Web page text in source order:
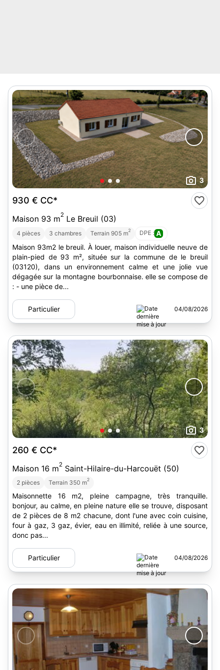
3
930 € CC*
Maison 93 m2 Le Breuil (03)
4 pièces 3 chambres Terrain 905 m2 DPE : A
Maison 93m2 le breuil. À louer, maison individuelle neuve de
plain-pied de 93 m², située sur la commune de le breuil
(03120), dans un environnement calme et une jolie vue
dégagée sur la montagne bourbonnaise. elle se compose de
: - une pièce de...
Particulier 04/08/2026
3
260 € CC*
Maison 16 m2 Saint-Hilaire-du-Harcouët (50)
2 pièces Terrain 350 m2
Maisonnette 16 m2, pleine campagne, très tranquille.
bonjour, au calme, en pleine nature elle se trouve, disposant
de 2 pièces de 8 m2 chacune, dont l'une avec coin cuisine,
four à gaz, 3 gaz, évier, eau en illimité, reliée à une source,
donc pas...
Particulier 04/08/2026